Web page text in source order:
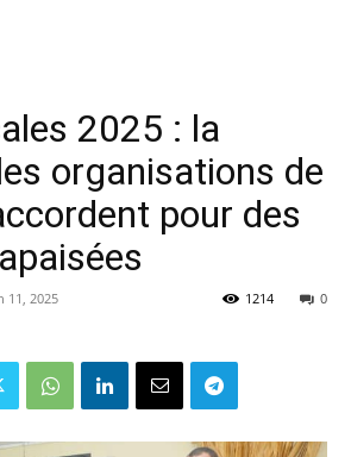
2025 : la
organisations de
pour des
11, 2025 0
1214